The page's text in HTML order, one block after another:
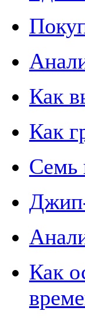
Как
Как
Семь
Как